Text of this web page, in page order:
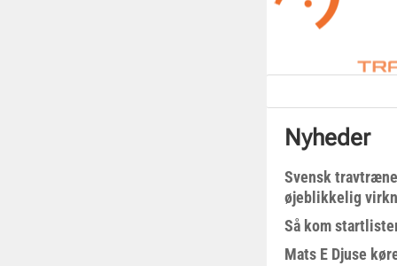
Nyheder
Svensk
øjeblikkelig
Så kom
Mats E Djuse